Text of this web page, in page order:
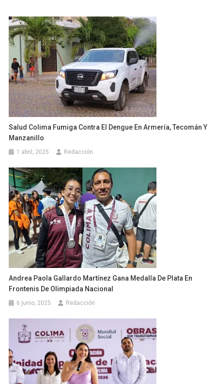
Salud Colima Fumiga Contra El Dengue En Armería, Tecomán Y
Manzanillo
1 abril, 2025 Redacción
Andrea Paola Gallardo Martínez Gana Medalla De Plata En
Frontenis De Olimpiada Nacional
6 junio, 2025 Redacción